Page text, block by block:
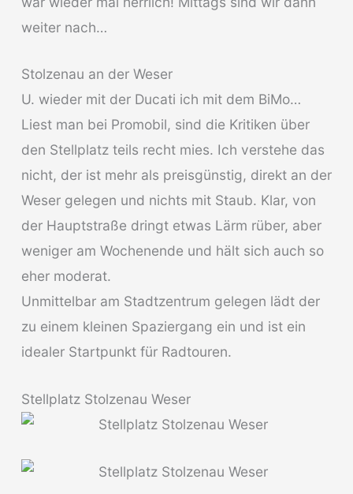
weiter nach…
Stolzenau an der Weser
U. wieder mit der Ducati ich mit dem BiMo…
Liest man bei Promobil, sind die Kritiken über
den Stellplatz teils recht mies. Ich verstehe das
nicht, der ist mehr als preisgünstig, direkt an der
Weser gelegen und nichts mit Staub. Klar, von
der Hauptstraße dringt etwas Lärm rüber, aber
weniger am Wochenende und hält sich auch so
eher moderat.
Unmittelbar am Stadtzentrum gelegen lädt der
zu einem kleinen Spaziergang ein und ist ein
idealer Startpunkt für Radtouren.
Stellplatz Stolzenau Weser